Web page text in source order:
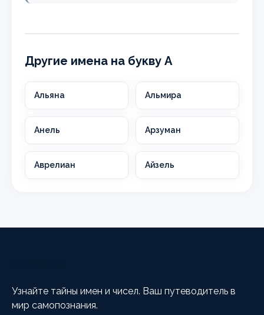
Другие имена на букву А
Альяна Альмира
Анель Арзуман
Аврелиан Айзель
Узнайте тайны имен и чисел. Ваш путеводитель в
мир самопознания.